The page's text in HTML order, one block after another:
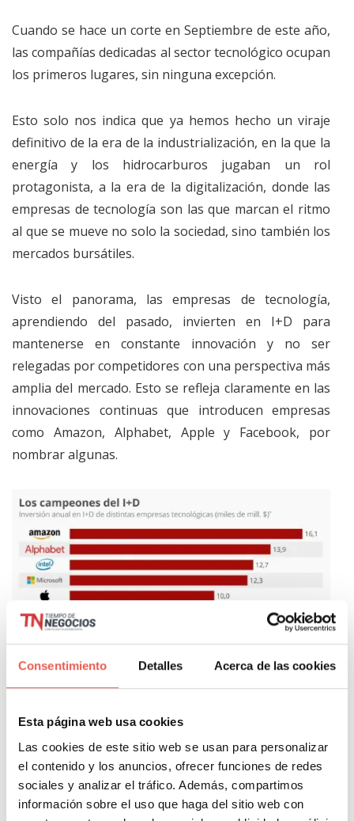
Consentimiento Detalles Acerca de las cookies
Esta página web usa cookies
Las cookies de este sitio web se usan para personalizar
el contenido y los anuncios, ofrecer funciones de redes
sociales y analizar el tráfico. Además, compartimos
información sobre el uso que haga del sitio web con
Cuando se hace un corte en Septiembre de este año,
las compañías dedicadas al sector tecnológico ocupan
los primeros lugares, sin ninguna excepción.
Esto solo nos indica que ya hemos hecho un viraje
definitivo de la era de la industrialización, en la que la
energía y los hidrocarburos jugaban un rol
protagonista, a la era de la digitalización, donde las
empresas de tecnología son las que marcan el ritmo
al que se mueve no solo la sociedad, sino también los
mercados bursátiles.
Visto el panorama, las empresas de tecnología,
aprendiendo del pasado, invierten en I+D para
mantenerse en constante innovación y no ser
relegadas por competidores con una perspectiva más
amplia del mercado. Esto se refleja claramente en las
innovaciones continuas que introducen empresas
como Amazon, Alphabet, Apple y Facebook, por
nombrar algunas.
Estas son empresas a las que tenemos que tener en
la mira si queremos saber hacia dónde se mueven los
mercados, porque en conclusión, las empresas de